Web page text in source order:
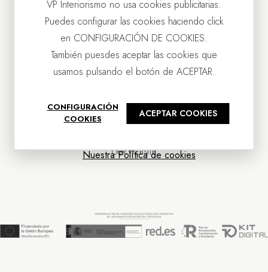
OUR COMPANY
CUSTOMER SERVICE
OUR WEBSITE
VP Interiorismo no usa cookies publicitarias.
Puedes configurar las cookies haciendo click
en CONFIGURACIÓN DE COOKIES.
También puesdes aceptar las cookies que
usamos pulsando el botón de ACEPTAR.
CONFIGURACIÓN
COOKIES
ACEPTAR COOKIES
Nuestra Política de cookies